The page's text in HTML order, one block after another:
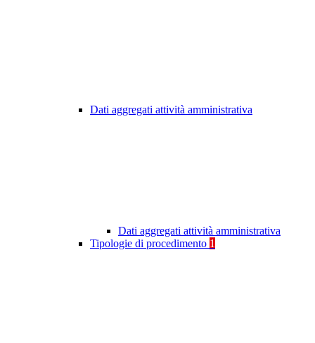
Dati aggregati attività amministrativa
Dati aggregati attività amministrativa
Tipologie di procedimento 1